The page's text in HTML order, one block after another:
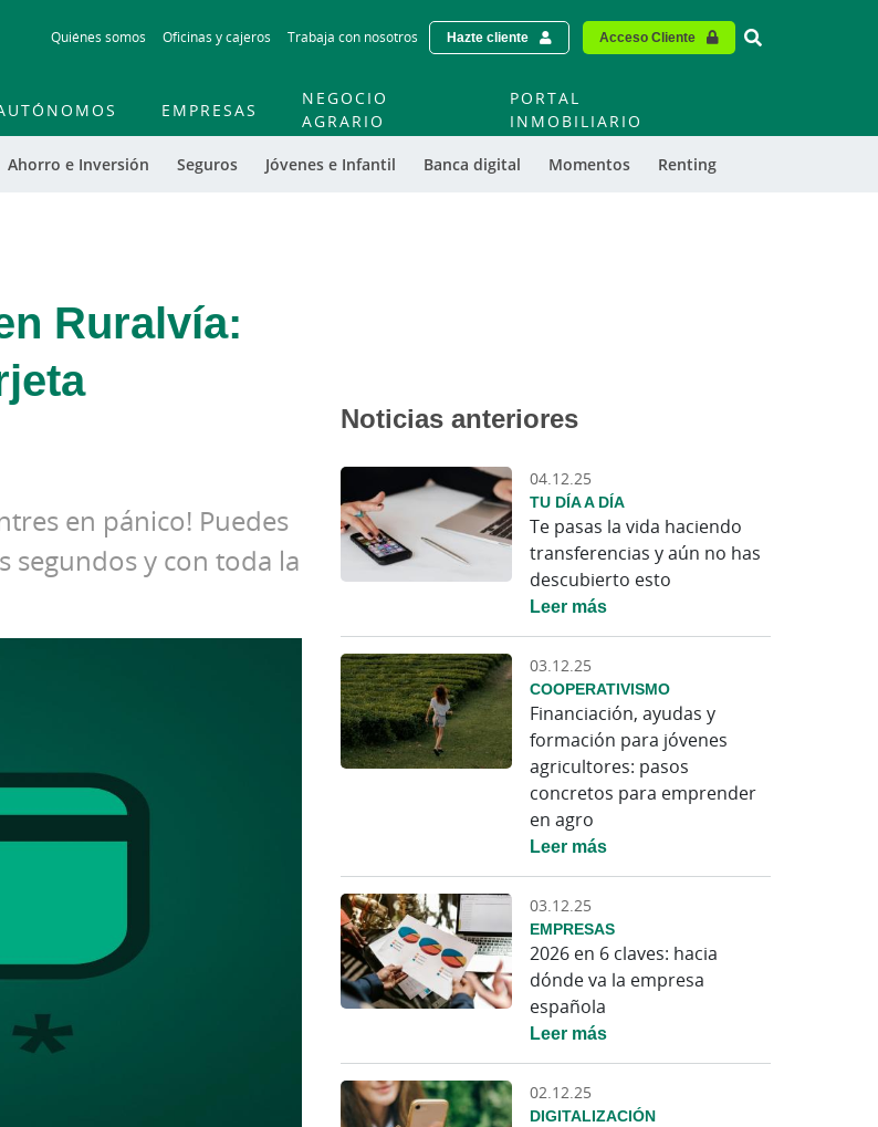
to
Quiénes somos Oficinas y cajeros Trabaja con nosotros Hazte cliente Acceso Cliente Vinculo -
Ahorro e Inversión Seguros Jóvenes e Infantil Banca digital Momentos Renting
EMPRESAS
NEGOCIO
AGRARIO
PORTAL
INMOBILIARIO
Ruralvía:
en pánico! Puedes
segundos y con toda la
Noticias anteriores
04.12.25
TU DÍA A DÍA
Te pasas la vida haciendo
transferencias y aún no has
descubierto esto
Leer más
03.12.25
COOPERATIVISMO
Financiación, ayudas y
formación para jóvenes
agricultores: pasos
concretos para emprender
en agro
Leer más
03.12.25
EMPRESAS
2026 en 6 claves: hacia
dónde va la empresa
española
Leer más
02.12.25
DIGITALIZACIÓN